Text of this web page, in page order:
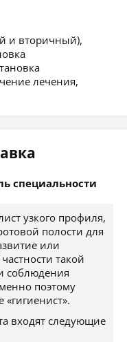
и вторичный),
лечения,
специальности
узкого профиля,
полости для
или
такой
соблюдения
поэтому
входят следующие